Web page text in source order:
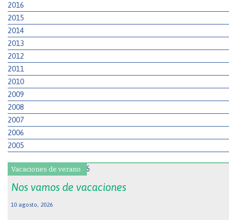
2016
2015
2014
2013
2012
2011
2010
2009
2008
2007
2006
2005
Vacaciones de verano.
Nos vamos de vacaciones
10 agosto, 2026